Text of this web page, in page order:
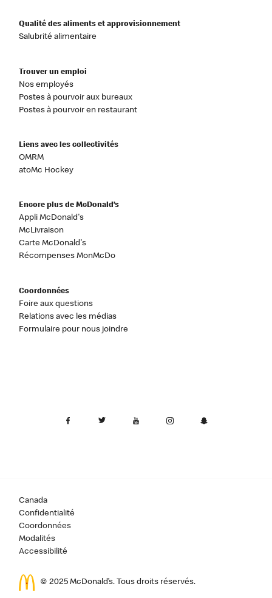
Qualité des aliments et approvisionnement
Salubrité alimentaire
Trouver un emploi
Nos employés
Postes à pourvoir aux bureaux
Postes à pourvoir en restaurant
Liens avec les collectivités
OMRM
atoMc Hockey
Encore plus de McDonald’s
Appli McDonald's
McLivraison
Carte McDonald's
Récompenses MonMcDo
Coordonnées
Foire aux questions
Relations avec les médias
Formulaire pour nous joindre
Canada
Confidentialité
Coordonnées
Modalités
Accessibilité
© 2025 McDonald’s. Tous droits réservés.